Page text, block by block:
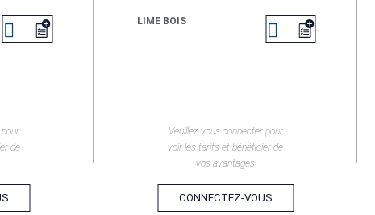

de
LIME BOIS 
Veuillez vous connecter pour
voir les tarifs et bénéficier de
vos avantages
CONNECTEZ-VOUS
EN SAVOIR +